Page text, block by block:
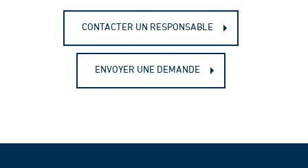
CONTACTER UN RESPONSABLE
ENVOYER UNE DEMANDE